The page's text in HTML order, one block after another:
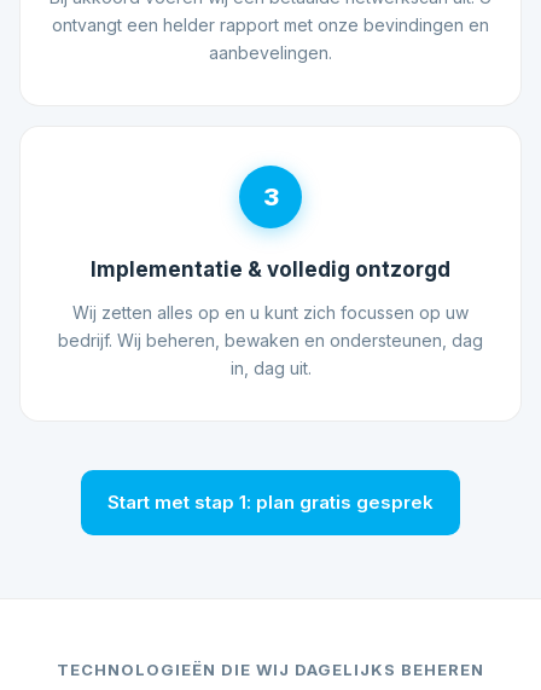
ontvangt een helder rapport met onze bevindingen en
aanbevelingen.
3
Implementatie & volledig ontzorgd
Wij zetten alles op en u kunt zich focussen op uw
bedrijf. Wij beheren, bewaken en ondersteunen, dag
in, dag uit.
Start met stap 1: plan gratis gesprek
TECHNOLOGIEËN DIE WIJ DAGELIJKS BEHEREN